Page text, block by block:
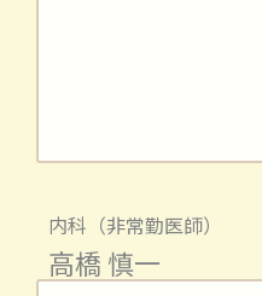
内科（非常勤医師）
高橋 慎一